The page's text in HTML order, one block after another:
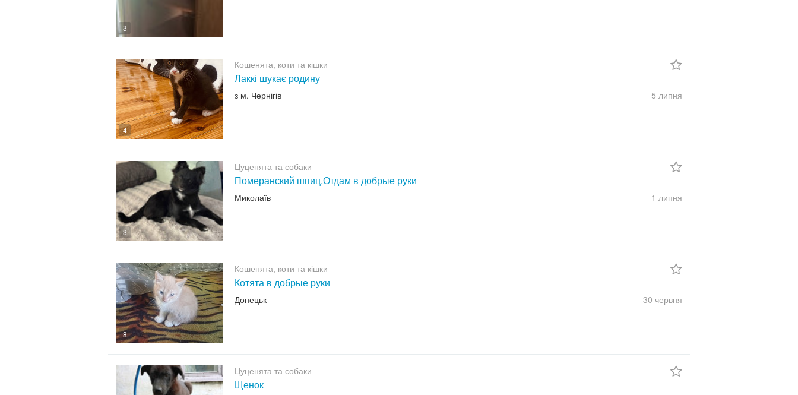
3
4
Кошенята, коти та кішки
Лаккі шукає родину
з м. Чернігів 5 липня
3
Цуценята та собаки
Померанский шпиц.Отдам в добрые руки
Миколаїв 1 липня
8
Кошенята, коти та кішки
Котята в добрые руки
Донецьк 30 червня
Цуценята та собаки
Щенок